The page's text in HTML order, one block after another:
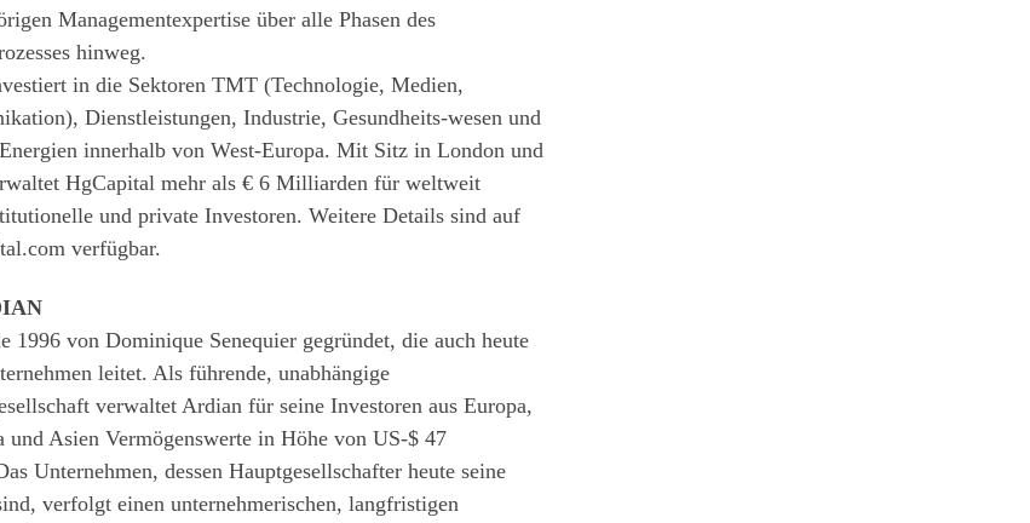
Managementexpertise über alle Phasen des
hinweg.
in die Sektoren TMT (Technologie, Medien,
Dienstleistungen, Industrie, Gesundheits-wesen und
innerhalb von West-Europa. Mit Sitz in London und
HgCapital mehr als € 6 Milliarden für weltweit
und private Investoren. Weitere Details sind auf
verfügbar.
1996 von Dominique Senequier gegründet, die auch heute
leitet. Als führende, unabhängige
verwaltet Ardian für seine Investoren aus Europa,
und Asien Vermögenswerte in Höhe von US-$ 47
Unternehmen, dessen Hauptgesellschafter heute seine
verfolgt einen unternehmerischen, langfristigen